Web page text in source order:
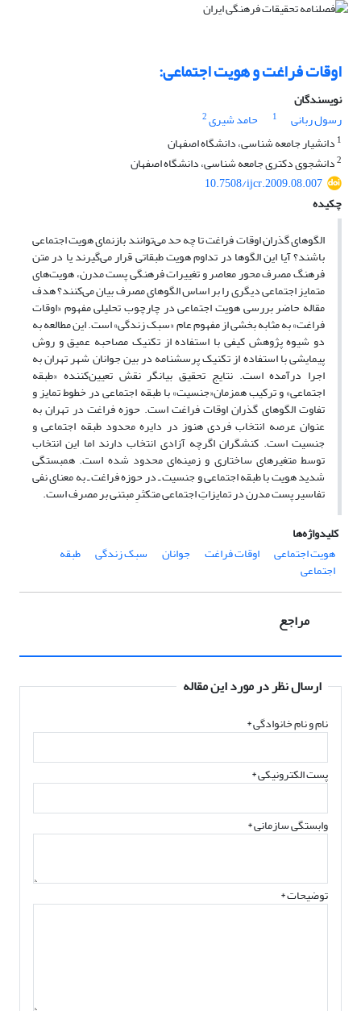
اوقات فراغت و هویت اجتماعی:
نویسندگان
رسول ربانی
1 حامد شیری2
1 دانشیار جامعه شناسی، دانشگاه اصفهان
2دانشجوی دکتری جامعه شناسی، دانشگاه اصفهان
10.7508/ijcr.2009.08.007
چکیده
الگوهای گذران اوقات فراغت تا چه حد می‌توانند بازنمای هویت اجتماعی
باشند؟ آیا این الگوها در تداوم هویت طبقاتی قرار می‌گیرند یا در متن
فرهنگ مصرف محور معاصر و تغییرات فرهنگی پست مدرن، هویت‌های
متمایز اجتماعی دیگری را بر اساس الگوهای مصرف بیان می‌کنند؟ هدف
مقاله حاضر بررسی هویت اجتماعی در چارچوب تحلیلی مفهوم «اوقات
فراغت» به مثابه بخشی از مفهوم عام «سبک زندگی» است. این مطالعه به
دو شیوه پژوهش کیفی با استفاده از تکنیک مصاحبه عمیق و روش
پیمایشی با استفاده از تکنیک پرسشنامه در بین جوانان شهر تهران به
اجرا درآمده است. نتایج تحقیق بیانگر نقش تعیین‌کننده «طبقه
اجتماعی» و ترکیب همزمان«جنسیت» با طبقه اجتماعی در خطوط تمایز و
تفاوت الگوهای گذران اوقات فراغت است. حوزه فراغت در تهران به
عنوان عرصه انتخاب فردی هنوز در دایره محدود طبقه اجتماعی و
جنسیت است. کنشگران اگرچه آزادی انتخاب دارند اما این انتخاب
توسط متغیرهای ساختاری و زمینه‌ای محدود شده است. همبستگی
شدید هویت با طبقه اجتماعی و جنسیت ـ در حوزه فراغت ـ به معنای نفی
تفاسیر پست مدرن در تمایزاتِ اجتماعی متکثرِ مبتنی بر مصرف است.
کلیدواژه‌ها
هویت اجتماعی
اوقات فراغت جوانان سبک زندگی طبقه
اجتماعی
مراجع
ارسال نظر در مورد این مقاله
نام و نام خانوادگی*
پست الکترونیکی*
وابستگی سازمانی *
توضیحات *